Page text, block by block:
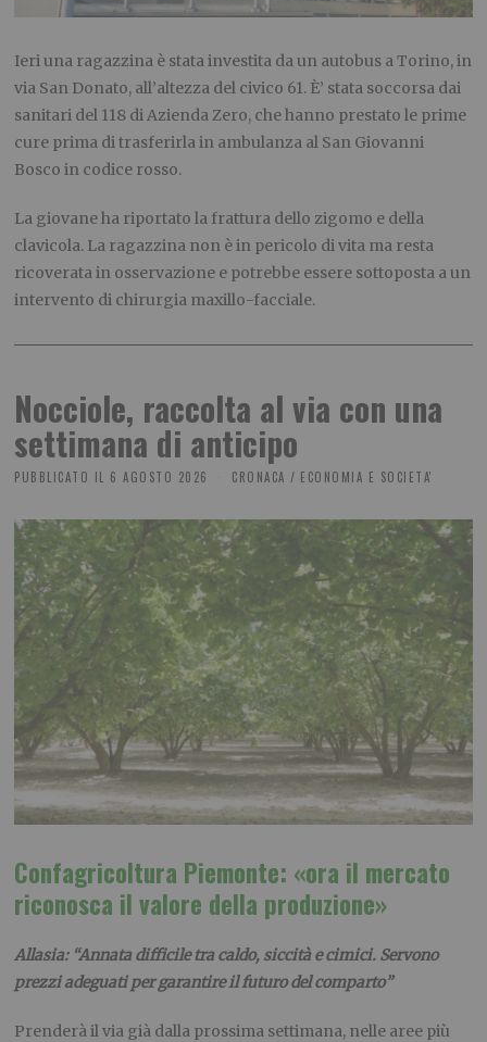
Ieri una ragazzina è stata investita da un autobus a Torino, in
via San Donato, all’altezza del civico 61. È’ stata soccorsa dai
sanitari del 118 di Azienda Zero, che hanno prestato le prime
cure prima di trasferirla in ambulanza al San Giovanni
Bosco in codice rosso.
La giovane ha riportato la frattura dello zigomo e della
clavicola. La ragazzina non è in pericolo di vita ma resta
ricoverata in osservazione e potrebbe essere sottoposta a un
intervento di chirurgia maxillo-facciale.
Nocciole, raccolta al via con una
settimana di anticipo
PUBBLICATO IL 6 AGOSTO 2026 CRONACA / ECONOMIA E SOCIETA'
Confagricoltura Piemonte: «ora il mercato
riconosca il valore della produzione»
Allasia: “Annata difficile tra caldo, siccità e cimici. Servono
prezzi adeguati per garantire il futuro del comparto”
Prenderà il via già dalla prossima settimana, nelle aree più